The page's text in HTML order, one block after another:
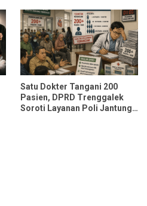
Satu Dokter Tangani 200
Pasien, DPRD Trenggalek
Soroti Layanan Poli Jantung